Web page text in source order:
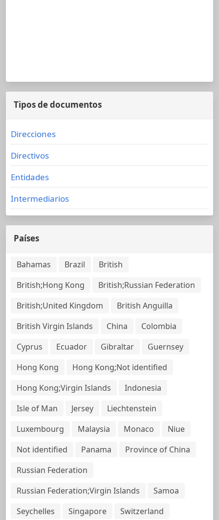
Tipos de documentos
Direcciones
Directivos
Entidades
Intermediarios
Países
Bahamas Brazil
British
British;Hong Kong
British;Russian Federation
British;United Kingdom
British Anguilla
British Virgin Islands
China
Colombia
Cyprus
Ecuador Gibraltar
Guernsey
Hong Kong
Hong Kong;Not identified
Hong Kong;Virgin Islands
Indonesia
Isle of Man
Jersey
Liechtenstein
Luxembourg
Malaysia Monaco
Niue
Not identified
Panama
Province of China
Russian Federation
Russian Federation;Virgin Islands
Samoa
Seychelles
Singapore Switzerland